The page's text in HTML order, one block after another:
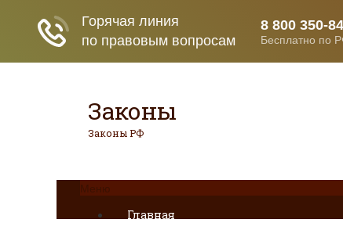
Законы
Законы РФ
Меню
Главная